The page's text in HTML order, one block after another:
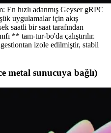
hızlı adanmış Geyser gRPC
uygulamalar için akış
saatli bir saat tarafından
** tam-tur-bo'da çalıştırılır.
izole edilmiştir, stabil
metal sunucuya bağlı)